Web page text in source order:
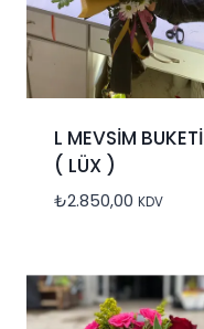
L MEVSİM BUKETİ
( LÜX )
₺2.850,00 KDV